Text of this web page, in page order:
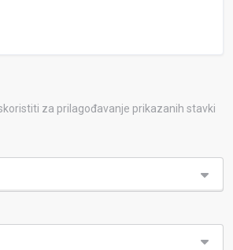
za prilagođavanje prikazanih stavki